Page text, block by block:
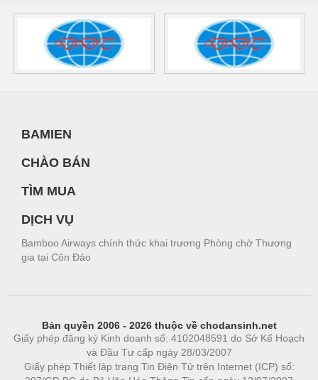
BAMIEN
CHÀO BÁN
TÌM MUA
DỊCH VỤ
Bamboo Airways chính thức khai trương Phòng chờ Thương
gia tại Côn Đảo
Bản quyền 2006 - 2026 thuộc về chodansinh.net
Giấy phép đăng ký Kinh doanh số: 4102048591 do Sở Kế Hoạch
và Đầu Tư cấp ngày 28/03/2007
Giấy phép Thiết lập trang Tin Điện Tử trên Internet (ICP) số: